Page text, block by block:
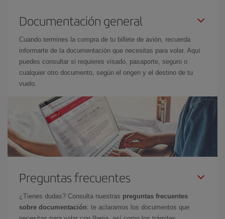
Documentación general
Cuando termines la compra de tu billete de avión, recuerda
informarte de la documentación que necesitas para volar. Aquí
puedes consultar si requieres visado, pasaporte, seguro o
cualquier otro documento, según el origen y el destino de tu
vuelo.
Preguntas frecuentes
¿Tienes dudas? Consulta nuestras preguntas frecuentes
sobre documentación: te aclaramos los documentos que